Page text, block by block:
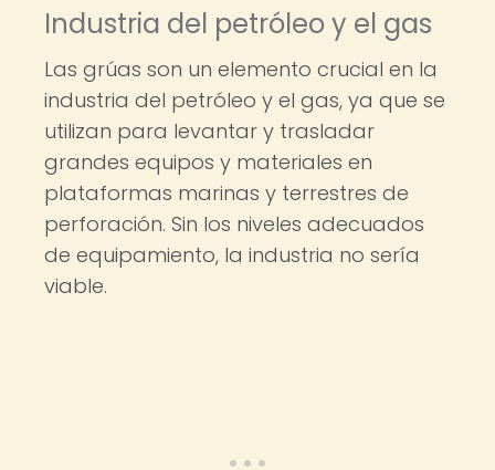
Industria del petróleo y el gas
Las grúas son un elemento crucial en la
industria del petróleo y el gas, ya que se
utilizan para levantar y trasladar
grandes equipos y materiales en
plataformas marinas y terrestres de
perforación. Sin los niveles adecuados
de equipamiento, la industria no sería
viable.